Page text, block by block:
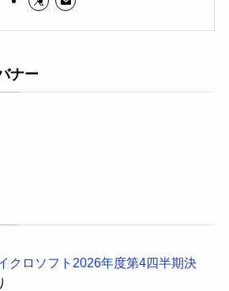
ナー
クロソフト2026年度第4四半期決